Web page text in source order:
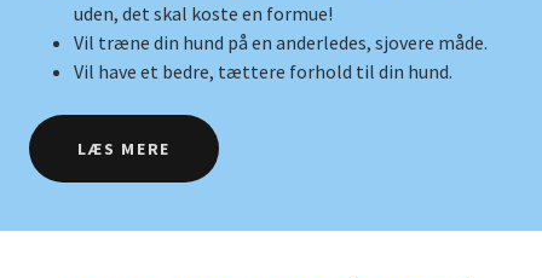
uden, det skal koste en formue!
Vil træne din hund på en anderledes, sjovere måde.
Vil have et bedre, tættere forhold til din hund.
LÆS MERE